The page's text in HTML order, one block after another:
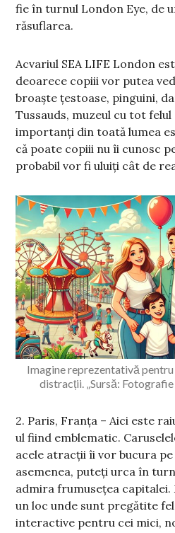
fie în turnul London Eye, de
răsuflarea.
Acvariul SEA LIFE London
deoarece copiii vor putea
broaște țestoase, pinguini,
Tussauds, muzeul cu tot
importanți din toată lumea
că poate copiii nu îi cunosc
probabil vor fi uluiți cât de
Imagine reprezentativă
distracții. „Sursă:
2. Paris, Franța – Aici este
ul fiind emblematic.
acele atracții îi vor bucura
asemenea, puteți urca în
admira frumusețea capitalei.
un loc unde sunt pregătite
interactive pentru cei mici,